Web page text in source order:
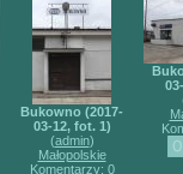
Bukowno (2017-
03-12, fot. 1)
(admin)
Małopolskie
Komentarzy: 0